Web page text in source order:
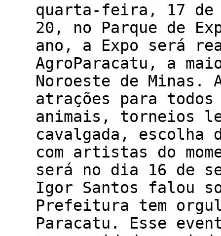
quarta-feira, 17 de
20, no Parque de
ano, a Expo será
AgroParacatu, a
Noroeste de Minas.
atrações para
animais, torneios
cavalgada, escolha
com artistas do
será no dia 16 de
Igor Santos falou
Prefeitura tem
Paracatu. Esse